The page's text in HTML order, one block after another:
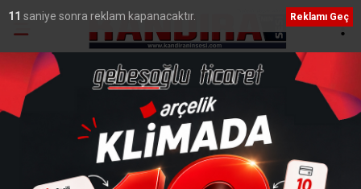
9saniye sonra reklam kapanacaktır. Reklamı Geç